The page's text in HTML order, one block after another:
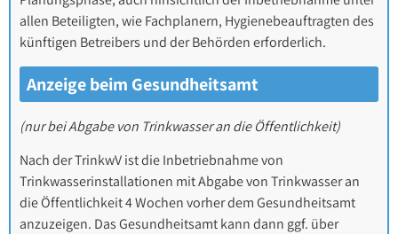
allen Beteiligten, wie Fachplanern, Hygienebeauftragten des
künftigen Betreibers und der Behörden erforderlich.
Anzeige beim Gesundheitsamt
(nur bei Abgabe von Trinkwasser an die Öffentlichkeit)
Nach der TrinkwV ist die Inbetriebnahme von
Trinkwasserinstallationen mit Abgabe von Trinkwasser an
die Öffentlichkeit 4 Wochen vorher dem Gesundheitsamt
anzuzeigen. Das Gesundheitsamt kann dann ggf. über